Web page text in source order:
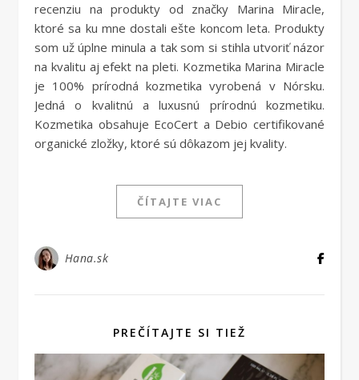
recenziu na produkty od značky Marina Miracle,
ktoré sa ku mne dostali ešte koncom leta. Produkty
som už úplne minula a tak som si stihla utvoriť názor
na kvalitu aj efekt na pleti. Kozmetika Marina Miracle
je 100% prírodná kozmetika vyrobená v Nórsku.
Jedná o kvalitnú a luxusnú prírodnú kozmetiku.
Kozmetika obsahuje EcoCert a Debio certifikované
organické zložky, ktoré sú dôkazom jej kvality.
ČÍTAJTE VIAC
Hana.sk
PREČÍTAJTE SI TIEŽ